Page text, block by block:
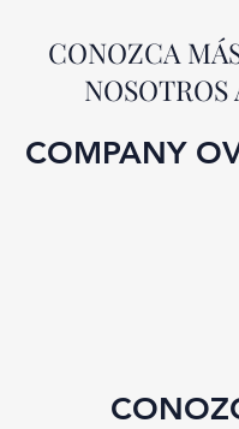
CONOZCA
NOSOTROS
COMPANY